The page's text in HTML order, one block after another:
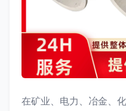
在矿业、电力、冶金、